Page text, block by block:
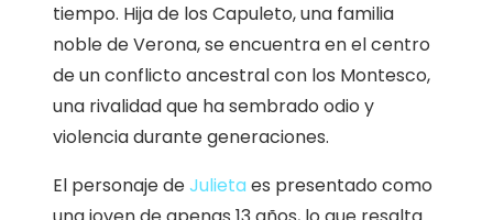
tiempo. Hija de los Capuleto, una familia
noble de Verona, se encuentra en el centro
de un conflicto ancestral con los Montesco,
una rivalidad que ha sembrado odio y
violencia durante generaciones.
El personaje deJulieta es presentado como